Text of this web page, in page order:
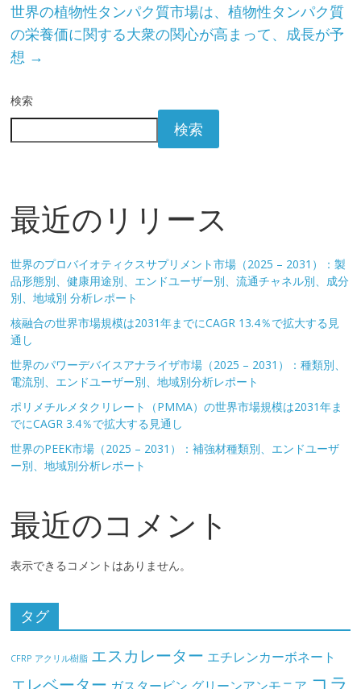
世界の植物性タンパク質市場は、植物性タンパク質
の栄養価に関する大衆の関心が高まって、成長が予
想 →
検索
検索
最近のリリース
世界のプロバイオティクスサプリメント市場（2025 – 2031）：製
品形態別、健康用途別、エンドユーザー別、流通チャネル別、成分
別、地域別 分析レポート
核融合の世界市場規模は2031年までにCAGR 13.4％で拡大する見
通し
世界のパワーデバイスアナライザ市場（2025 – 2031）：種類別、
電流別、エンドユーザー別、地域別分析レポート
ポリメチルメタクリレート（PMMA）の世界市場規模は2031年ま
でにCAGR 3.4％で拡大する見通し
世界のPEEK市場（2025 – 2031）：補強材種類別、エンドユーザ
ー別、地域別分析レポート
最近のコメント
表示できるコメントはありません。
タグ
CFRP アクリル樹脂 エスカレーター エチレンカーボネート
エレベーター ガスタービン グリーンアンモニア コラ